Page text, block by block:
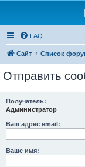
FAQ
Сайт Список
Отправить
Получатель:
Администратор
Ваш адрес email:
Ваше имя: